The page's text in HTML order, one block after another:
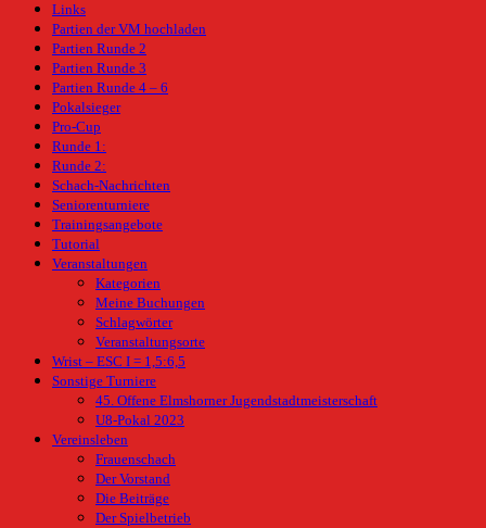
Links
Partien der VM hochladen
Partien Runde 2
Partien Runde 3
Partien Runde 4 – 6
Pokalsieger
Pro-Cup
Runde 1:
Runde 2:
Schach-Nachrichten
Seniorenturniere
Trainingsangebote
Tutorial
Veranstaltungen
Kategorien
Meine Buchungen
Schlagwörter
Veranstaltungsorte
Wrist – ESC I = 1,5:6,5
Sonstige Turniere
45. Offene Elmshorner Jugendstadtmeisterschaft
U8-Pokal 2023
Vereinsleben
Frauenschach
Der Vorstand
Die Beiträge
Der Spielbetrieb